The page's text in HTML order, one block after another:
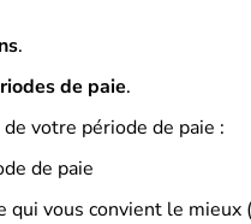
.
de paie.
votre période de paie :
de paie
qui vous convient le